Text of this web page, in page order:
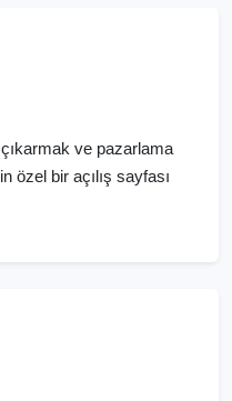
ve pazarlama
özel bir açılış sayfası